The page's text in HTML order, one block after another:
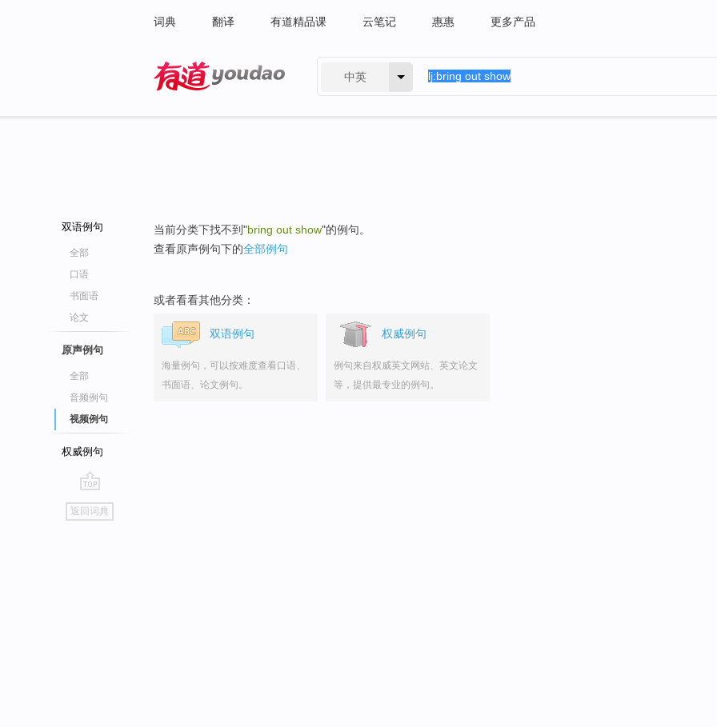
词典 翻译 有道精品课 云笔记 惠惠 更多产品
中英
双语例句
全部
口语
书面语
论文
原声例句
全部
音频例句
视频例句
权威例句
go
top
返回词典
当前分类下找不到"bring out show"的例句。
查看原声例句下的全部例句
或者看看其他分类：
双语例句
海量例句，可以按难度查看口语、
书面语、论文例句。
权威例句
例句来自权威英文网站、英文论文
等，提供最专业的例句。